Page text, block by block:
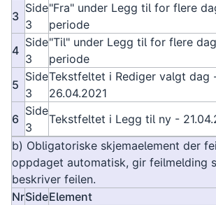
3
Side
3
"Fra" under Legg til for flere
periode
4
Side
3
"Til" under Legg til for flere
periode
5
Side
3
Tekstfeltet i Rediger valgt dag
26.04.2021
6
Side
3
Tekstfeltet i Legg til ny -
b) Obligatoriske skjemaelement der
oppdaget automatisk, gir feilmelding
beskriver feilen.
NrSideElement